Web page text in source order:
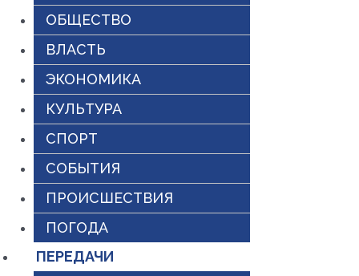
ОБЩЕСТВО
ВЛАСТЬ
ЭКОНОМИКА
КУЛЬТУРА
СПОРТ
СОБЫТИЯ
ПРОИСШЕСТВИЯ
ПОГОДА
ПЕРЕДАЧИ